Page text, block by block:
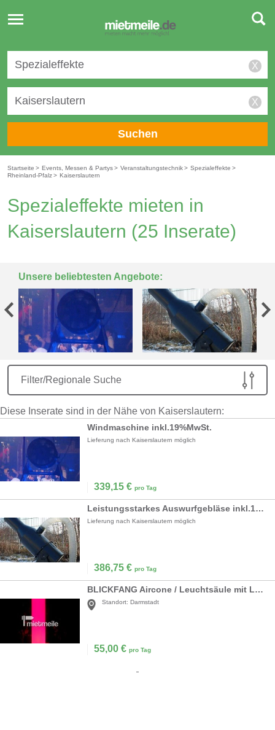
Toggle
navigation
X
X
Suchen
Startseite > Events, Messen & Partys> Veranstaltungstechnik> Spezialeffekte >
Rheinland-Pfalz> Kaiserslautern
Spezialeffekte mieten in
Kaiserslautern (25 Inserate)
Unsere beliebtesten Angebote:
Filter/Regionale Suche
Diese Inserate sind in der Nähe von Kaiserslautern:
Windmaschine inkl.19%MwSt.
Lieferung nach Kaiserslautern möglich
339,15 € pro Tag
Leistungsstarkes Auswurfgebläse inkl.19%MwSt.
Lieferung nach Kaiserslautern möglich
386,75 € pro Tag
BLICKFANG Aircone / Leuchtsäule mit LED Farbwechsl
Standort: Darmstadt
55,00 € pro Tag